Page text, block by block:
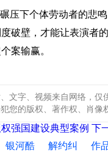
压下个体劳动者的悲
破壁，才能让表演者
案输赢。
文字、视频来自网络，
您的版权、著作权、肖像
强国建设典型案例 下
银河酷 解约纠 作